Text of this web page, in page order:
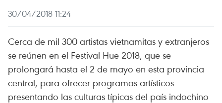
30/04/2018 11:24
Cerca de mil 300 artistas vietnamitas y extranjeros
se reúnen en el Festival Hue 2018, que se
prolongará hasta el 2 de mayo en esta provincia
central, para ofrecer programas artísticos
presentando las culturas típicas del país indochino